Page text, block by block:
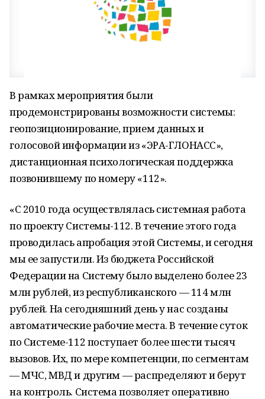
В рамках мероприятия были
продемонстрированы возможности системы:
геопозиционирование, прием данных и
голосовой информации из «ЭРА-ГЛОНАСС»,
дистанционная психологическая поддержка
позвонившему по номеру «112».
«С 2010 года осуществлялась системная работа
по проекту Системы-112. В течение этого года
проводилась апробация этой Системы, и сегодня
мы ее запустили. Из бюджета Российской
Федерации на Систему было выделено более 23
млн рублей, из республиканского — 114 млн
рублей. На сегодняшний день у нас созданы
автоматические рабочие места. В течение суток
по Системе-112 поступает более шести тысяч
вызовов. Их, по мере компетенции, по сегментам
— МЧС, МВД и другим — распределяют и берут
на контроль. Система позволяет оперативно